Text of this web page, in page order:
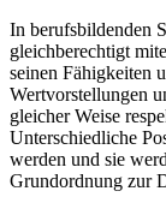
In berufsbildenden
gleichberechtigt
seinen Fähigkeiten
Wertvorstellungen
gleicher Weise
Unterschiedliche
werden und sie
Grundordnung zur